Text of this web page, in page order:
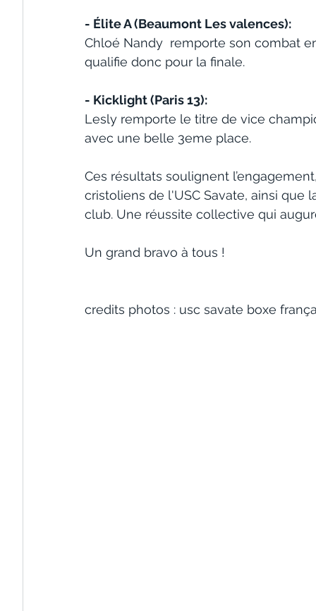
- Élite A (Beaumont Les valences):
Chloé Nandy  remporte son combat
qualifie donc pour la finale.
- Kicklight (Paris 13):
Lesly remporte le titre de vice
avec une belle 3eme place.
Ces résultats soulignent
cristoliens de l'USC Savate, ainsi que
club. Une réussite collective qui
Un grand bravo à tous !
credits photos : usc savate boxe